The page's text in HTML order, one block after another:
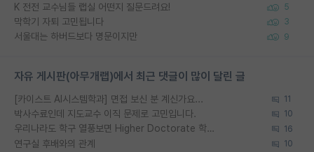
K 전전 교수님들 랩실 어떤지 질문드려요! 5
막학기 자퇴 고민됩니다 3
서울대는 하버드보다 명문이지만 9
자유 게시판(아무개랩)에서 최근 댓글이 많이 달린 글
[카이스트 AI시스템학과] 면접 보신 분 계신가요... 11
박사수료인데 지도교수 이직 문제로 고민입니다. 10
우리나라도 학구 열풍보면 Higher Doctorate 학위가 필요하다고 봅니다. 16
연구실 후배와의 관계 10